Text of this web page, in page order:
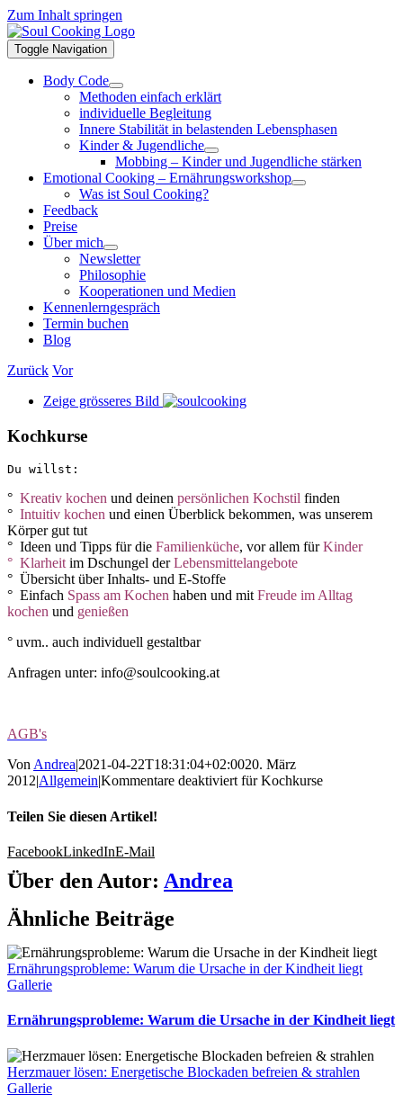
Zum Inhalt springen
Toggle Navigation
Body Code
Methoden einfach erklärt
individuelle Begleitung
Innere Stabilität in belastenden Lebensphasen
Kinder & Jugendliche
Mobbing – Kinder und Jugendliche stärken
Emotional Cooking – Ernährungsworkshop
Was ist Soul Cooking?
Feedback
Preise
Über mich
Newsletter
Philosophie
Kooperationen und Medien
Kennenlerngespräch
Termin buchen
Blog
Zurück Vor
Zeige grösseres Bild
Kochkurse
Du willst:
° Kreativ kochen und deinen persönlichen Kochstil finden
° Intuitiv kochen und einen Überblick bekommen, was unserem
Körper gut tut
° Ideen und Tipps für die Familienküche, vor allem fürKinder
° Klarheitim Dschungel derLebensmittelangebote
° Übersicht über Inhalts- und E-Stoffe
° Einfach Spass am Kochen haben und mitFreude im Alltag
kochen und genießen
° uvm.. auch individuell gestaltbar
Anfragen unter: info@soulcooking.at
AGB's
VonAndrea|2021-04-22T18:31:04+02:0020. März
2012|Allgemein|Kommentare deaktiviertfür Kochkurse
Teilen Sie diesen Artikel!
FacebookLinkedInE-Mail
Über den Autor: Andrea
Ähnliche Beiträge
Ernährungsprobleme: Warum die Ursache in der Kindheit liegt
Gallerie
Ernährungsprobleme: Warum die Ursache in der Kindheit liegt
Herzmauer lösen: Energetische Blockaden befreien & strahlen
Gallerie